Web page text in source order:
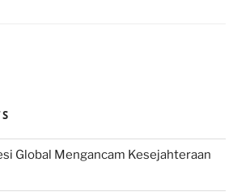
Global Mengancam Kesejahteraan